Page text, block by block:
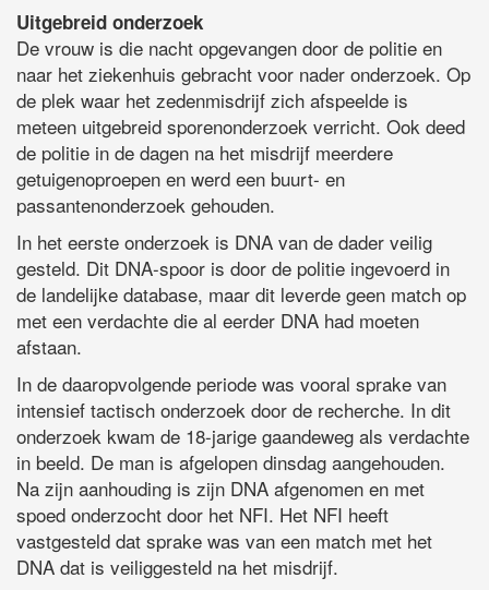
Uitgebreid onderzoek
De vrouw is die nacht opgevangen door de politie en
naar het ziekenhuis gebracht voor nader onderzoek. Op
de plek waar het zedenmisdrijf zich afspeelde is
meteen uitgebreid sporenonderzoek verricht. Ook deed
de politie in de dagen na het misdrijf meerdere
getuigenoproepen en werd een buurt- en
passantenonderzoek gehouden.
In het eerste onderzoek is DNA van de dader veilig
gesteld. Dit DNA-spoor is door de politie ingevoerd in
de landelijke database, maar dit leverde geen match op
met een verdachte die al eerder DNA had moeten
afstaan.
In de daaropvolgende periode was vooral sprake van
intensief tactisch onderzoek door de recherche. In dit
onderzoek kwam de 18-jarige gaandeweg als verdachte
in beeld. De man is afgelopen dinsdag aangehouden.
Na zijn aanhouding is zijn DNA afgenomen en met
spoed onderzocht door het NFI. Het NFI heeft
vastgesteld dat sprake was van een match met het
DNA dat is veiliggesteld na het misdrijf.